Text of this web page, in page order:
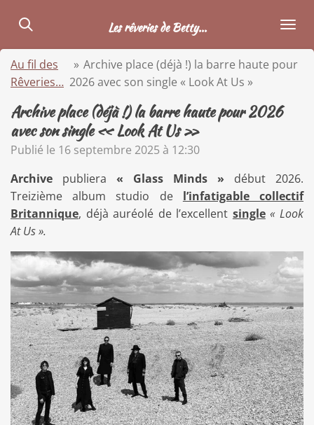
Passer
contenu
principal
Les rêveries de Betty...
Au fil des
Rêveries…
» Archive place (déjà !) la barre haute pour
2026 avec son single « Look At Us »
Archive place (déjà !) la barre haute pour 2026
avec son single « Look At Us »
Publié le 16 septembre 2025 à 12:30
Archive publiera « Glass Minds » début 2026.
Treizième album studio de l’infatigable collectif
Britannique, déjà auréolé de l’excellent single « Look
At Us ».